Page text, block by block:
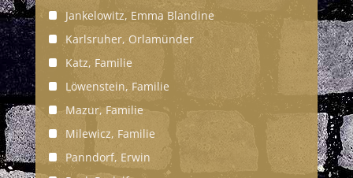
Jankelowitz, Emma Blandine
Karlsruher, Orlamünder
Katz, Familie
Löwenstein, Familie
Mazur, Familie
Milewicz, Familie
Panndorf, Erwin